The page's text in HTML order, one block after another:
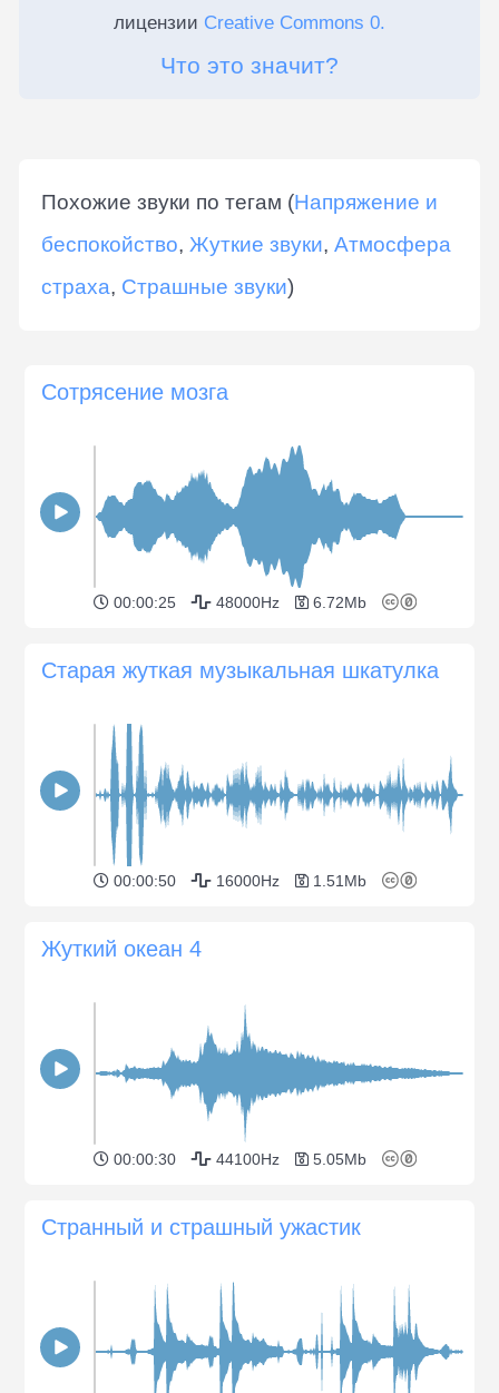
лицензии Creative Commons 0.
Что это значит?
Похожие звуки по тегам (Напряжение и
беспокойство, Жуткие звуки, Атмосфера
страха, Страшные звуки)
Сотрясение мозга
00:00:25 48000Hz 6.72Mb
Старая жуткая музыкальная шкатулка
00:00:50 16000Hz 1.51Mb
Жуткий океан 4
00:00:30 44100Hz 5.05Mb
Странный и страшный ужастик